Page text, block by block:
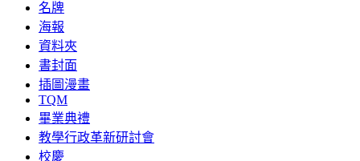
名牌
海報
資料夾
書封面
插圖漫畫
TQM
畢業典禮
教學行政革新研討會
校慶